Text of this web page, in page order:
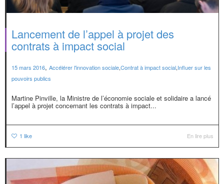
Lancement de l’appel à projet des
contrats à impact social
15 mars 2016, Accélérer l'innovation sociale,Contrat à impact social,Influer sur les
pouvoirs publics
Martine Pinville, la Ministre de l’économie sociale et solidaire a lancé
l’appel à projet concernant les contrats à impact...
1 like En lire plus